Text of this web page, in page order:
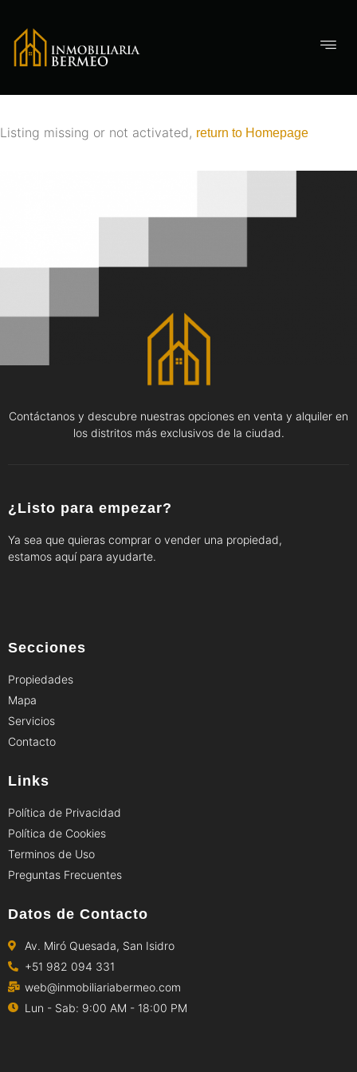
Listing missing or not activated, return to Homepage
Contáctanos y descubre nuestras opciones en venta y alquiler en
los distritos más exclusivos de la ciudad.
¿Listo para empezar?
Ya sea que quieras comprar o vender una propiedad,
estamos aquí para ayudarte.
Secciones
Propiedades
Mapa
Servicios
Contacto
Links
Política de Privacidad
Política de Cookies
Terminos de Uso
Preguntas Frecuentes
Datos de Contacto
Av. Miró Quesada, San Isidro
+51 982 094 331
web@inmobiliariabermeo.com
Lun - Sab: 9:00 AM - 18:00 PM